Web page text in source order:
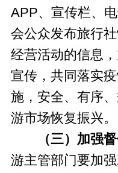
APP、宣传栏、
会公众发布旅行
经营活动的信息
宣传，共同落实
施，安全、有序
游市场恢复振兴。
（三）加强督
游主管部门要加